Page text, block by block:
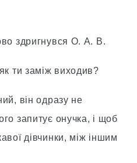
здригнувся О. А. В.
ти заміж виходив?
він одразу не
запитує онучка, і щоб
дівчинки, між іншим